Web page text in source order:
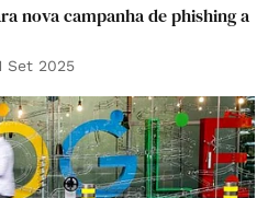
nova campanha de phishing a
Set 2025